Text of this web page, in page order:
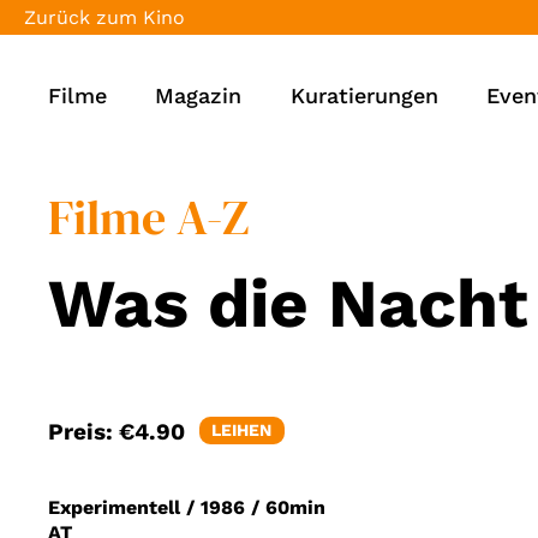
Zurück zum Kino
Filme Magazin Kuratierungen
Filme A-Z
Was die
Preis: €4.90 LEIHEN
Experimentell / 1986 / 60min
AT